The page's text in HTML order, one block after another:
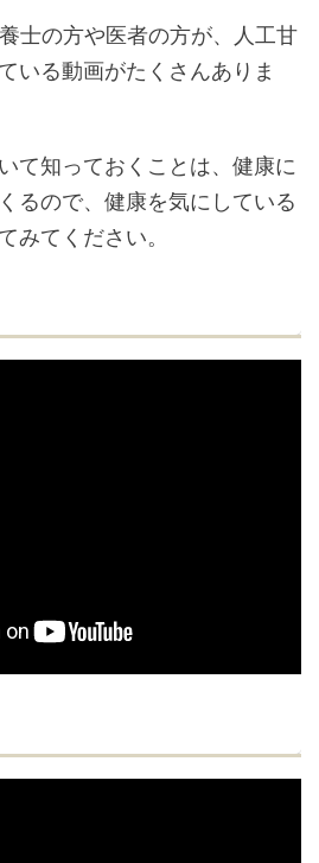
士の方や医者の方が、人工甘
いる動画がたくさんありま
て知っておくことは、健康に
るので、健康を気にしている
みてください。